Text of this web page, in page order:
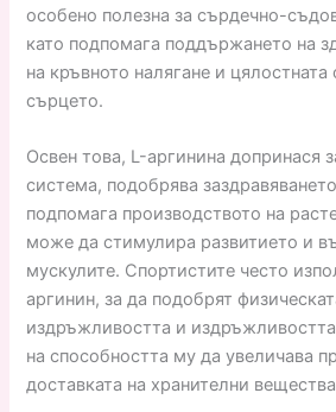
особено полезна за сърдечно-
като подпомага поддържането на
на кръвното налягане и цялостната
сърцето.
Освен това, L-аргинина допринася
система, подобрява
подпомага производството на
може да стимулира развитието и
мускулите. Спортистите често
аргинин, за да подобрят
издръжливостта и
на способността му да увеличава
доставката на хранителни